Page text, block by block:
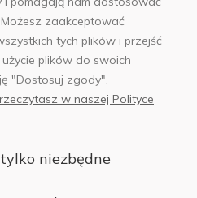
971 275
Serwis własnością:
zaakceptować
tych plików i przejść
plików do swoich
"Dostosuj zgody".
w naszej Polityce
niezbędne